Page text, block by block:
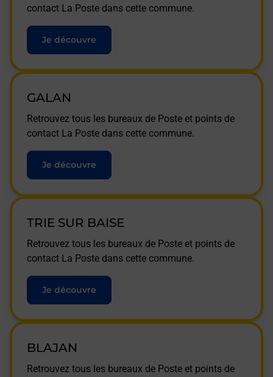
contact La Poste dans cette commune.
Je découvre
GALAN
Retrouvez tous les bureaux de Poste et points de
contact La Poste dans cette commune.
Je découvre
TRIE SUR BAISE
Retrouvez tous les bureaux de Poste et points de
contact La Poste dans cette commune.
Je découvre
BLAJAN
Retrouvez tous les bureaux de Poste et points de